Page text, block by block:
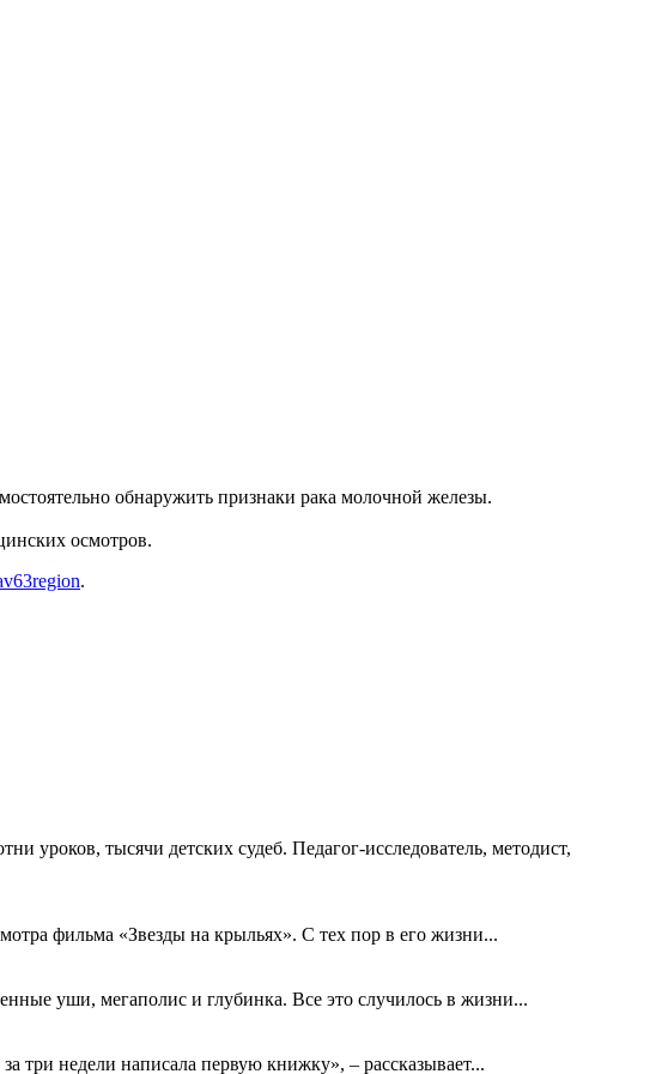
обнаружить признаки рака молочной железы.
осмотров.
.
уроков, тысячи детских судеб. Педагог-исследователь, методист,
фильма «Звезды на крыльях». С тех пор в его жизни...
уши, мегаполис и глубинка. Все это случилось в жизни...
три недели написала первую книжку», – рассказывает...